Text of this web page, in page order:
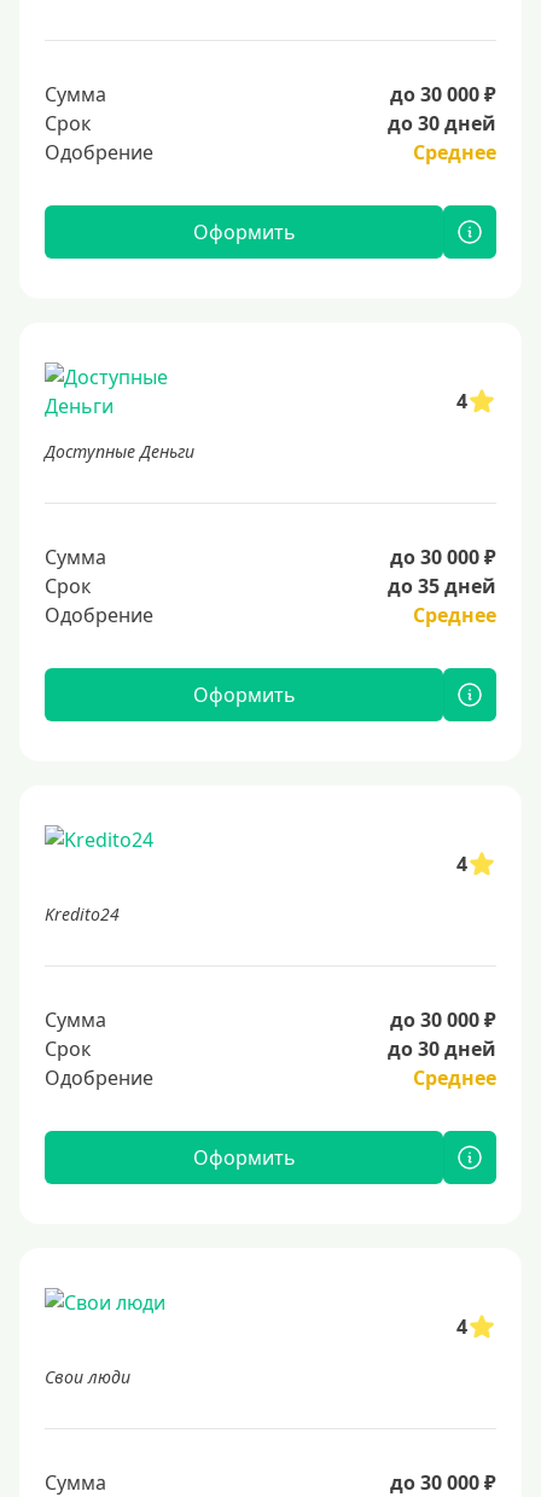
Сумма
до 30 000 ₽
Срок
до 30 дней
Одобрение
Среднее
Оформить
4
Доступные Деньги
Сумма
до 30 000 ₽
Срок
до 35 дней
Одобрение
Среднее
Оформить
4
Kredito24
Сумма
до 30 000 ₽
Срок
до 30 дней
Одобрение
Среднее
Оформить
4
Свои люди
Сумма
до 30 000 ₽